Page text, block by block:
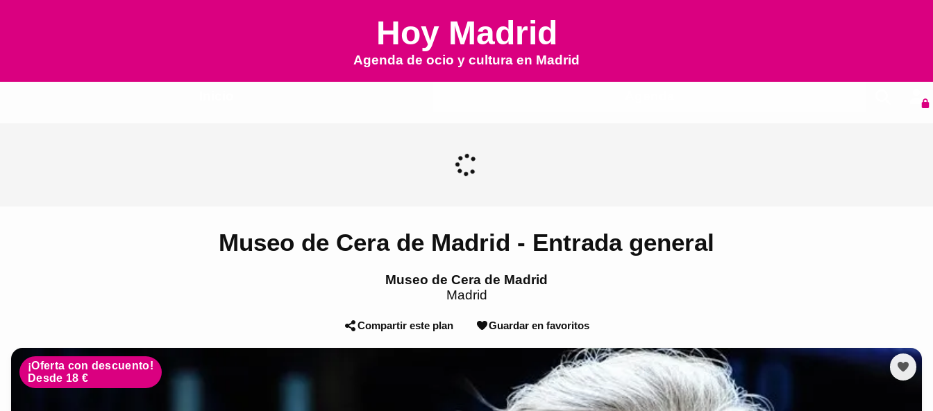
Hoy Madrid
Agenda de ocio y cultura en Madrid
Museo de Cera de Madrid - Entrada general
Museo de Cera de Madrid
Madrid
Compartir este plan Guardar en favoritos
¡Oferta con descuento!
Desde 18 €